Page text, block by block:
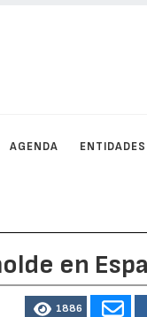
AGENDA ENTIDADES
en
1886